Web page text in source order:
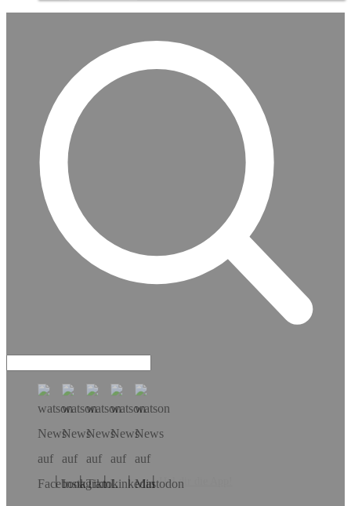
Hol dir die App!